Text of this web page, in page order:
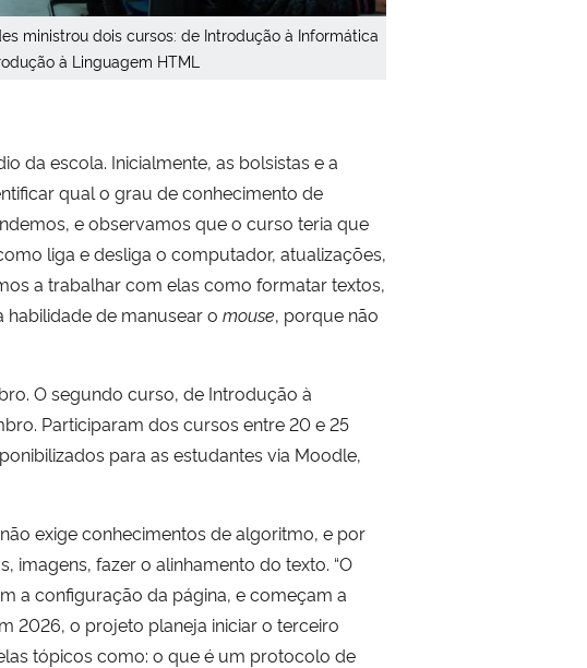
ministrou dois cursos: de Introdução à Informática
à Linguagem HTML
da escola. Inicialmente, as bolsistas e a
qual o grau de conhecimento de
e observamos que o curso teria que
liga e desliga o computador, atualizações,
a trabalhar com elas como formatar textos,
habilidade de manusear o mouse, porque não
O segundo curso, de Introdução à
Participaram dos cursos entre 20 e 25
para as estudantes via Moodle,
exige conhecimentos de algoritmo, e por
imagens, fazer o alinhamento do texto. “O
a configuração da página, e começam a
2026, o projeto planeja iniciar o terceiro
tópicos como: o que é um protocolo de